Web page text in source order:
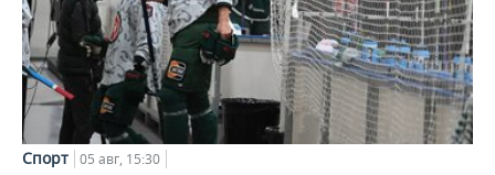
Спорт 05 авг, 15:30